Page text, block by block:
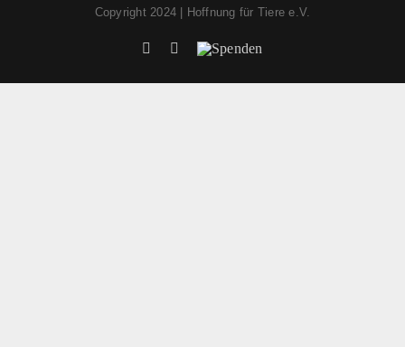
Copyright 2024 | Hoffnung für Tiere e.V.
FacebookInstagram
Spenden